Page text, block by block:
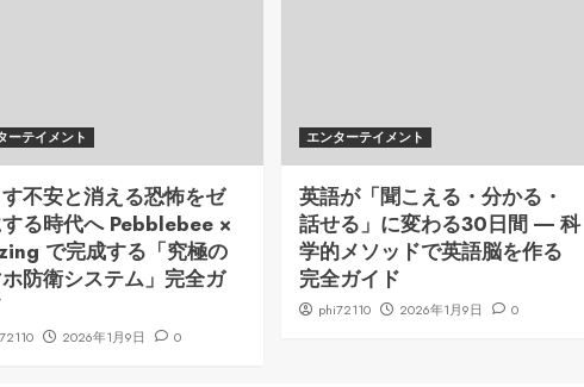
ーテイメント
不安と消える恐怖をゼ
する時代へ Pebblebee ×
で完成する「究極の
防衛システム」完全ガ
2026年1月9日 0
エンターテイメント
英語が「聞こえる・分かる・
話せる」に変わる30日間 ― 科
学的メソッドで英語脳を作る
完全ガイド
phi72110 2026年1月9日 0